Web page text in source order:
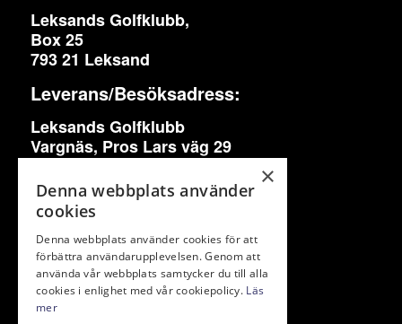
Leksands Golfklubb,
Box 25
793 21 Leksand
Leverans/Besöksadress:
Leksands Golfklubb
Vargnäs, Pros Lars väg 29
793 90 Leksand
info@leksandsgk.se
Bankgiro: 798-8579
×
Denna webbplats använder
cookies
Denna webbplats använder cookies för att
förbättra användarupplevelsen. Genom att
använda vår webbplats samtycker du till alla
cookies i enlighet med vår cookiepolicy. Läs
mer